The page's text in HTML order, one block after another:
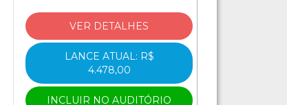
VER DETALHES
LANCE ATUAL: R$
4.478,00
INCLUIR NO AUDITÓRIO